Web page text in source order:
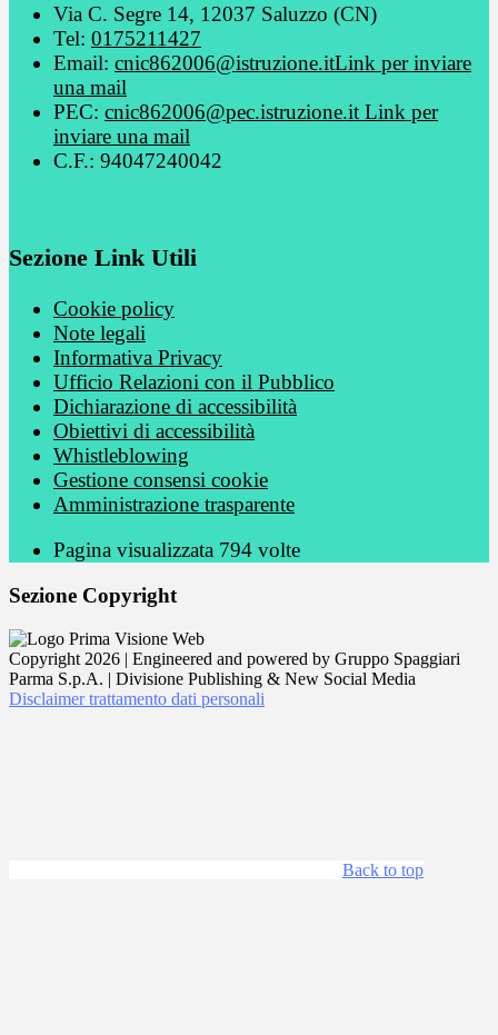
Via C. Segre 14, 12037 Saluzzo (CN)
Tel: 0175211427
Email: cnic862006@istruzione.itLink per inviare
una mail
PEC: cnic862006@pec.istruzione.it Link per
inviare una mail
C.F.: 94047240042
Sezione Link Utili
Cookie policy
Note legali
Informativa Privacy
Ufficio Relazioni con il Pubblico
Dichiarazione di accessibilità
Obiettivi di accessibilità
Whistleblowing
Gestione consensi cookie
Amministrazione trasparente
Pagina visualizzata 794 volte
Sezione Copyright
Copyright 2026 | Engineered and powered by Gruppo Spaggiari
Parma S.p.A. | Divisione Publishing & New Social Media
Disclaimer trattamento dati personali
Back to top